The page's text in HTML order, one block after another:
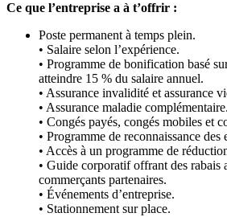
Ce que l’entreprise a à t’offrir :
Poste permanent à temps plein.
• Salaire selon l’expérience.
• Programme de bonification basé
atteindre 15 % du salaire annuel.
• Assurance invalidité et assurance
• Assurance maladie complémentaire.
• Congés payés, congés mobiles et
• Programme de reconnaissance des
• Accès à un programme de
• Guide corporatif offrant des rabais
commerçants partenaires.
• Événements d’entreprise.
• Stationnement sur place.